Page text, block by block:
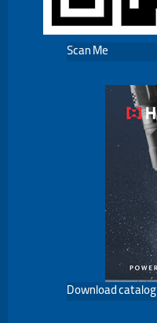
Scan Me
Download catalog